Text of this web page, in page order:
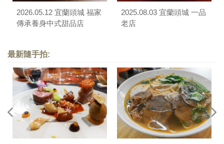
2026.05.12 宜蘭頭城 福家
傳承養身中式甜品店
2025.08.03 宜蘭頭城 一品
老店
最新隨手拍: